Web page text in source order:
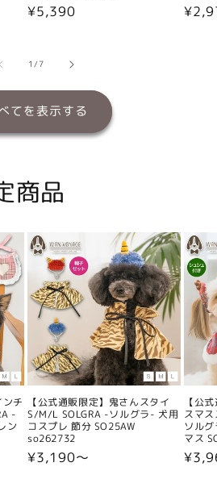
通
格
¥5,390
通
1/の
7
てを表示する
商品
ンチ
-
ン
【公式通販限定】鬼さんスタイ
S/M/L SOLGRA -ソルグラ- 犬用
コスプレ 節分 SO25AW
so262732
通
¥3,190〜
【公
スマ
ソル
マス
通